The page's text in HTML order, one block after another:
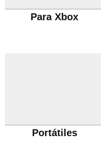
Para Xbox
Portátiles